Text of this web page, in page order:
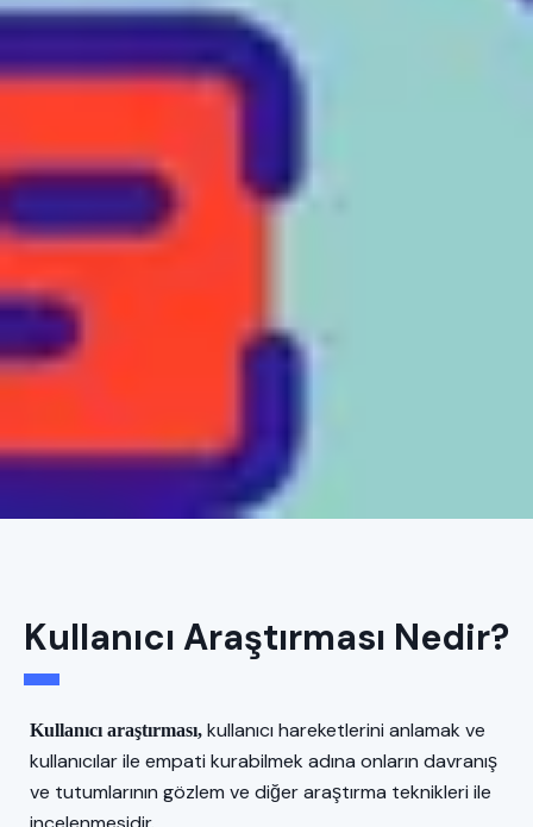
Kullanıcı Araştırması Nedir?
Kullanıcı araştırması, kullanıcı hareketlerini anlamak ve
kullanıcılar ile empati kurabilmek adına onların davranış
ve tutumlarının gözlem ve diğer araştırma teknikleri ile